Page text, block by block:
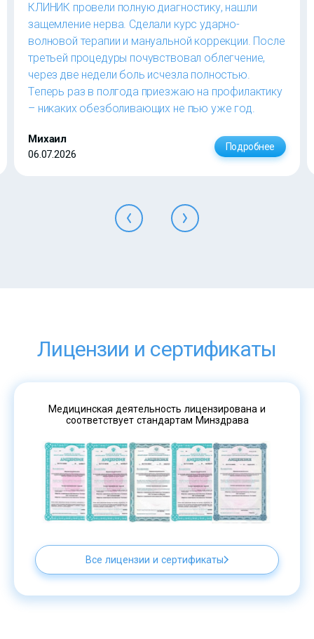
КЛИНИК провели полную диагностику, нашли
защемление нерва. Сделали курс ударно-
волновой терапии и мануальной коррекции. После
третьей процедуры почувствовал облегчение,
через две недели боль исчезла полностью.
Теперь раз в полгода приезжаю на профилактику
– никаких обезболивающих не пью уже год.
Михаил
06.07.2026
Подробнее
Лицензии и сертификаты
Медицинская деятельность лицензирована и
соответствует стандартам Минздрава
Все лицензии и сертификаты